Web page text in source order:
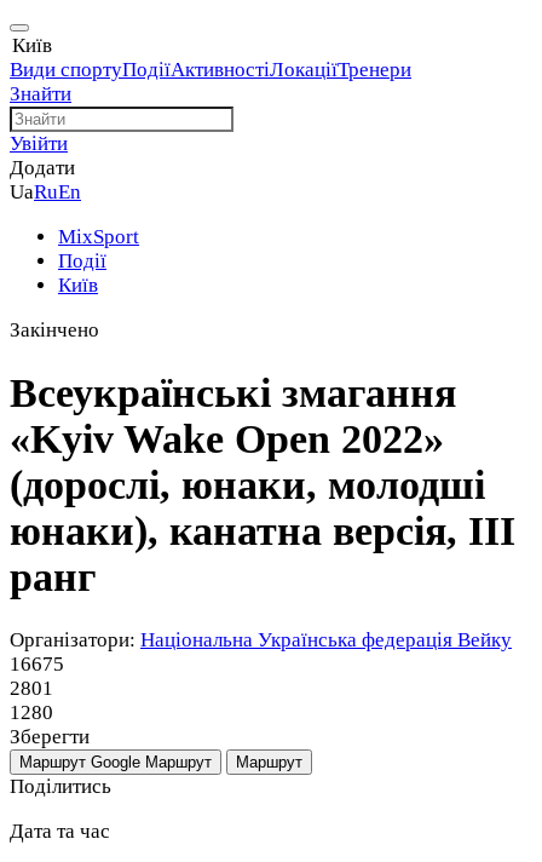
Київ
Види спортуПодіїАктивностіЛокаціїТренери
Знайти
Увійти
Додати
UaRuEn
MixSport
Події
Київ
Закінчено
Всеукраїнські змагання
«Kyiv Wake Open 2022»
(дорослі, юнаки, молодші
юнаки), канатна версія, ІІІ
ранг
Організатори: Національна Українська федерація Вейку
16675
2801
1280
Зберегти
Маршрут Google Маршрут Маршрут
Поділитись
Дата та час